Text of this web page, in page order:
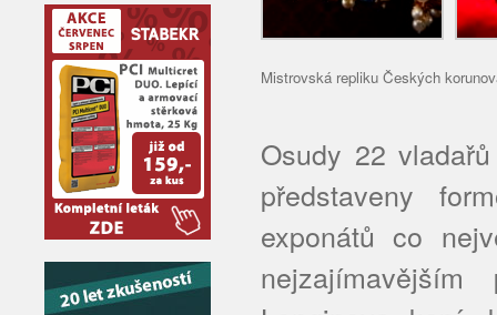
Mistrovská repliku Českých
Osudy 22
představeny
exponátů co